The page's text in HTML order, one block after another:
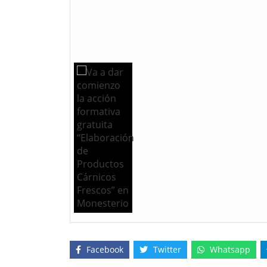
Facebook Twitter Whatsapp